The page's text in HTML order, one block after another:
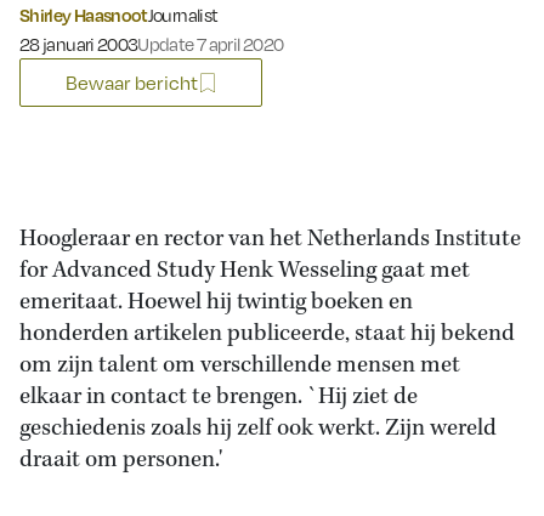
Shirley HaasnootJournalist
Gepubliceerd op:
28 januari 2003Update 7 april 2020
Bewaar bericht
Hoogleraar en rector van het Netherlands Institute
for Advanced Study Henk Wesseling gaat met
emeritaat. Hoewel hij twintig boeken en
honderden artikelen publiceerde, staat hij bekend
om zijn talent om verschillende mensen met
elkaar in contact te brengen. `Hij ziet de
geschiedenis zoals hij zelf ook werkt. Zijn wereld
draait om personen.'